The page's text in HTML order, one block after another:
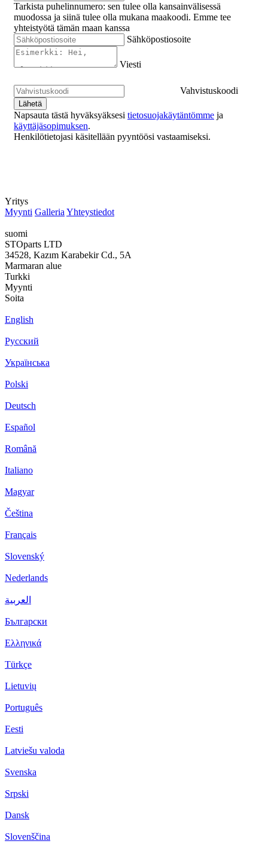
Tarkista puhelinnumero: sen tulee olla kansainvälisessä
muodossa ja siinä tulee olla mukana maakoodi. Emme tee
yhteistyötä tämän maan kanssa
Sähköpostiosoite
Viesti
Vahvistuskoodi
Napsauta tästä hyväksyäksesi tietosuojakäytäntömme ja
käyttäjäsopimuksen.
Henkilötietojasi käsitellään pyyntöösi vastaamiseksi.
Yritys
Myynti Galleria Yhteystiedot
suomi
STOparts LTD
34528, Kazım Karabekir Cd., 5A
Marmaran alue
Turkki
Myynti
Soita
English
Русский
Українська
Polski
Deutsch
Español
Română
Italiano
Magyar
Čeština
Français
Slovenský
Nederlands
العربية
Български
Ελληνικά
Türkçe
Lietuvių
Português
Eesti
Latviešu valoda
Svenska
Srpski
Dansk
Slovenščina